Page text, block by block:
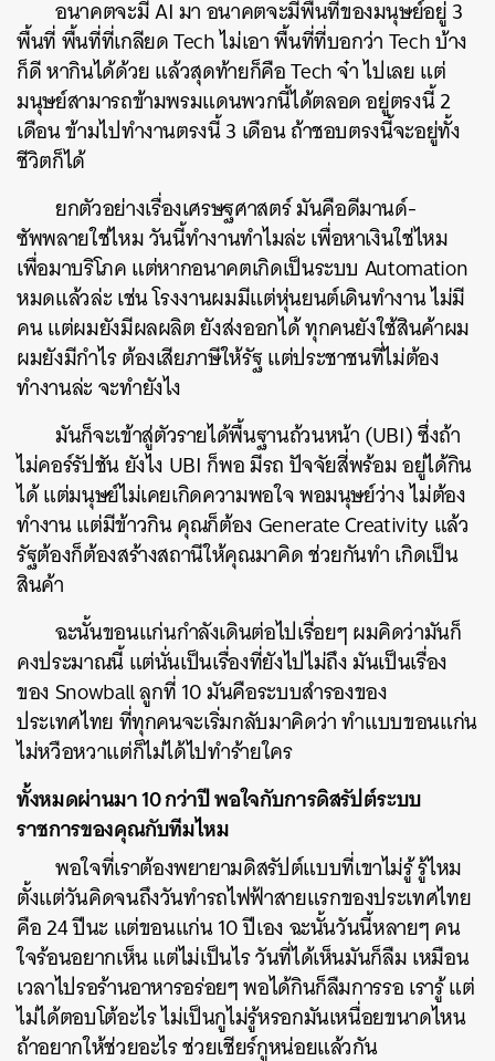
อนาคตจะมี AI มา อนาคตจะมีพื้นที่ของมนุษย์อยู่ 3
พื้นที่ พื้นที่ที่เกลียด Tech ไม่เอา พื้นที่ที่บอกว่า Tech บ้าง
ก็ดี หากินได้ด้วย แล้วสุดท้ายก็คือ Tech จ๋า ไปเลย แต่
มนุษย์สามารถข้ามพรมแดนพวกนี้ได้ตลอด อยู่ตรงนี้ 2
เดือน ข้ามไปทำงานตรงนี้ 3 เดือน ถ้าชอบตรงนี้จะอยู่ทั้ง
ชีวิตก็ได้
ยกตัวอย่างเรื่องเศรษฐศาสตร์ มันคือดีมานด์-
ซัพพลายใช่ไหม วันนี้ทำงานทำไมล่ะ เพื่อหาเงินใช่ไหม
เพื่อมาบริโภค แต่หากอนาคตเกิดเป็นระบบ Automation
หมดแล้วล่ะ เช่น โรงงานผมมีแต่หุ่นยนต์เดินทำงาน ไม่มี
คน แต่ผมยังมีผลผลิต ยังส่งออกได้ ทุกคนยังใช้สินค้าผม
ผมยังมีกำไร ต้องเสียภาษีให้รัฐ แต่ประชาชนที่ไม่ต้อง
ทำงานล่ะ จะทำยังไง
มันก็จะเข้าสู่ตัวรายได้พื้นฐานถ้วนหน้า (UBI) ซึ่งถ้า
ไม่คอร์รัปชัน ยังไง UBI ก็พอ มีรถ ปัจจัยสี่พร้อม อยู่ได้กิน
ได้ แต่มนุษย์ไม่เคยเกิดความพอใจ พอมนุษย์ว่าง ไม่ต้อง
ทำงาน แต่มีข้าวกิน คุณก็ต้อง Generate Creativity แล้ว
รัฐต้องก็ต้องสร้างสถานีให้คุณมาคิด ช่วยกันทำ เกิดเป็น
สินค้า
ฉะนั้นขอนแก่นกำลังเดินต่อไปเรื่อยๆ ผมคิดว่ามันก็
คงประมาณนี้ แต่นั่นเป็นเรื่องที่ยังไปไม่ถึง มันเป็นเรื่อง
ของ Snowball ลูกที่ 10 มันคือระบบสำรองของ
ประเทศไทย ที่ทุกคนจะเริ่มกลับมาคิดว่า ทำแบบขอนแก่น
ไม่หวือหวาแต่ก็ไม่ได้ไปทำร้ายใคร
ทั้งหมดผ่านมา 10 กว่าปี พอใจกับการดิสรัปต์ระบบ
ราชการของคุณกับทีมไหม
พอใจที่เราต้องพยายามดิสรัปต์แบบที่เขาไม่รู้ รู้ไหม
ตั้งแต่วันคิดจนถึงวันทำรถไฟฟ้าสายแรกของประเทศไทย
คือ 24 ปีนะ แต่ขอนแก่น 10 ปีเอง ฉะนั้นวันนี้หลายๆ คน
ใจร้อนอยากเห็น แต่ไม่เป็นไร วันที่ได้เห็นมันก็ลืม เหมือน
เวลาไปรอร้านอาหารอร่อยๆ พอได้กินก็ลืมการรอ เรารู้ แต่
ไม่ได้ตอบโต้อะไร ไม่เป็นกูไม่รู้หรอกมันเหนื่อยขนาดไหน
ถ้าอยากให้ช่วยอะไร ช่วยเชียร์กูหน่อยแล้วกัน